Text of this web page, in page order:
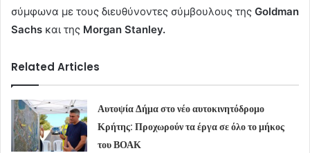
σύμφωνα με τους διευθύνοντες σύμβουλους της Goldman
Sachs και της Morgan Stanley.
Related Articles
Αυτοψία Δήμα στο νέο αυτοκινητόδρομο
Κρήτης: Προχωρούν τα έργα σε όλο το μήκος
του ΒΟΑΚ